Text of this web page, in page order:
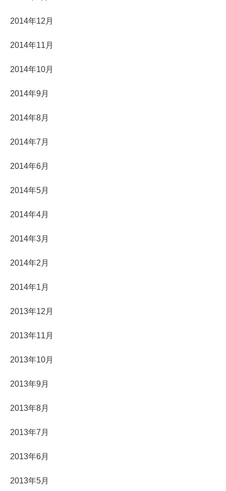
2014年12月
2014年11月
2014年10月
2014年9月
2014年8月
2014年7月
2014年6月
2014年5月
2014年4月
2014年3月
2014年2月
2014年1月
2013年12月
2013年11月
2013年10月
2013年9月
2013年8月
2013年7月
2013年6月
2013年5月